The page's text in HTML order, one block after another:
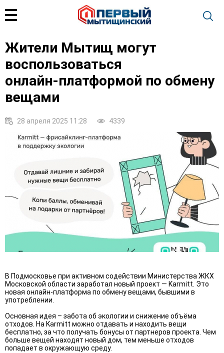
Жители Мытищ могут
воспользоваться
онлайн‑платформой по обмену
вещами
28 апреля 2025 11:28 4339
В Подмосковье при активном содействии Министерства ЖКХ
Московской области заработал новый проект — Karmitt. Это
новая онлайн-платформа по обмену вещами, бывшими в
употреблении.
Основная идея – забота об экологии и снижение объёма
отходов. На Karmitt можно отдавать и находить вещи
бесплатно, за что получать бонусы от партнеров проекта. Чем
больше вещей находят новый дом, тем меньше отходов
попадает в окружающую среду.